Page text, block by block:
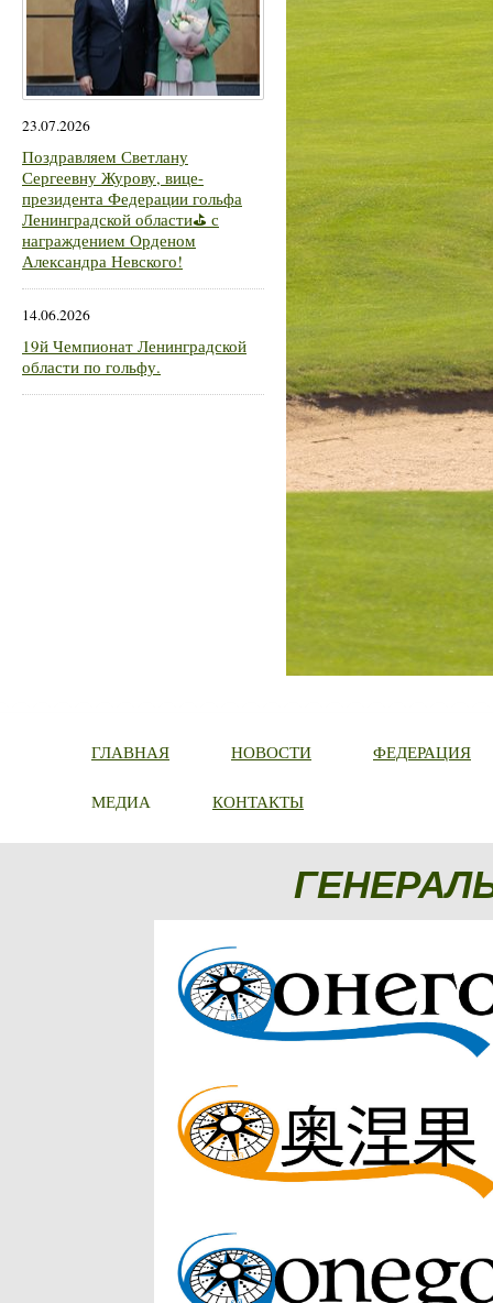
23.07.2026
Поздравляем Светлану
Сергеевну Журову, вице-
президента Федерации гольфа
Ленинградской области⛳ с
награждением Орденом
Александра Невского!
14.06.2026
19й Чемпионат Ленинградской
области по гольфу.
ГЛАВНАЯ НОВОСТИ ФЕДЕРАЦИЯ
МЕДИА КОНТАКТЫ